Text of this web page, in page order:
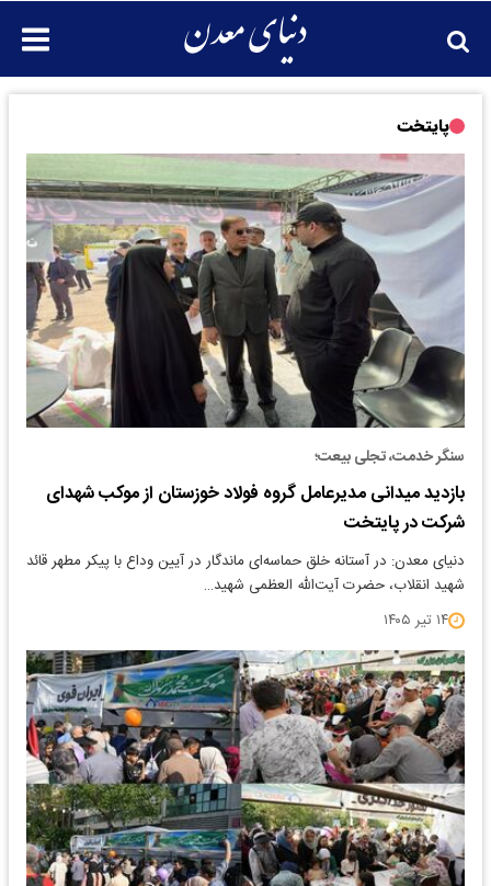
پایتخت
سنگر خدمت، تجلی بیعت؛
بازدید میدانی مدیرعامل گروه فولاد خوزستان از موکب شهدای
شرکت در پایتخت
دنیای معدن: در آستانه خلق حماسه‌ای ماندگار در آیین وداع با پیکر مطهر قائد
شهید انقلاب، حضرت آیت‌الله العظمی شهید…
۱۴ تیر ۱۴۰۵